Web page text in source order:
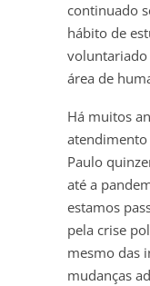
continuado
hábito de
voluntariado
área de
Há muitos
atendimento
Paulo
até a
estamos
pela crise
mesmo das
mudanças